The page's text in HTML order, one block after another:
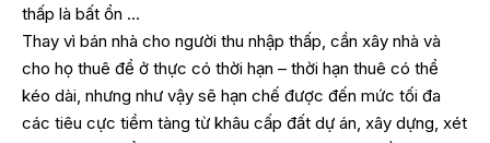
thấp là bất ổn …
Thay vì bán nhà cho người thu nhập thấp, cần xây nhà và
cho họ thuê để ở thực có thời hạn – thời hạn thuê có thể
kéo dài, nhưng như vậy sẽ hạn chế được đến mức tối đa
các tiêu cực tiềm tàng từ khâu cấp đất dự án, xây dựng, xét